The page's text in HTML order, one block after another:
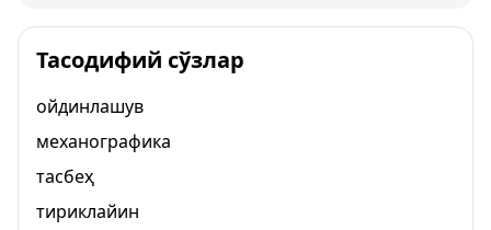
Тасодифий сўзлар
ойдинлашув
механографика
тасбеҳ
тириклайин